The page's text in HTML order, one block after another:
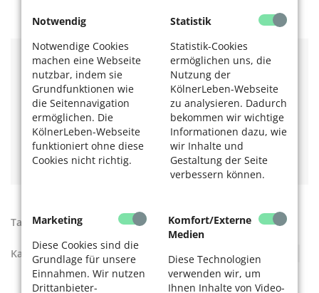
Notwendig
Notwendige Cookies
machen eine Webseite
nutzbar, indem sie
Grundfunktionen wie
die Seitennavigation
ermöglichen. Die
KölnerLeben-Webseite
funktioniert ohne diese
Cookies nicht richtig.
Statistik
Statistik-Cookies
ermöglichen uns, die
Nutzung der
KölnerLeben-Webseite
zu analysieren. Dadurch
bekommen wir wichtige
Informationen dazu, wie
wir Inhalte und
Gestaltung der Seite
verbessern können.
Marketing
Diese Cookies sind die
Grundlage für unsere
Einnahmen. Wir nutzen
Drittanbieter-
Komfort/Externe
Medien
Diese Technologien
verwenden wir, um
Ihnen Inhalte von Video-
Mehr Informationen:www.gute-quellen.koeln
Das könnte Sie auch interessieren:
Hilfe, das Geld reicht nicht – der Geld-Ratgeber für
Senioren
Ein Viertel der Kölner Haushalte ist armutsgefährdet!
Zentrum für Beratung und Hilfsangebote –
„dieKümmerei“
Tags: Armut , Hilfsangebote , Wohnungsverlust
Kategorien: Soziales Finanzen Apps und Webseiten